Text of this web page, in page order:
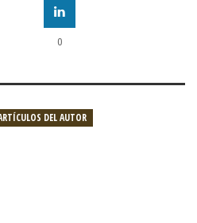
0
DEL AUTOR